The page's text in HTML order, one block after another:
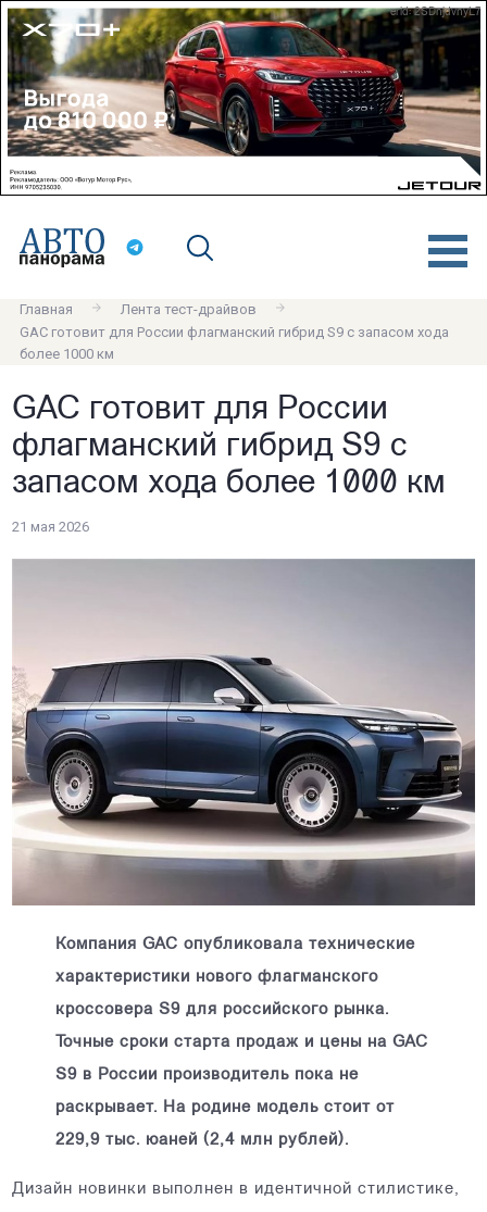
erid: 2SDnjdvnyL7
Главная
Лента тест-драйвов
GAC готовит для России флагманский гибрид S9 с запасом хода
более 1000 км
GAC готовит для России
флагманский гибрид S9 с
запасом хода более 1000 км
21 мая 2026
Компания GAC опубликовала технические
характеристики нового флагманского
кроссовера S9 для российского рынка.
Точные сроки старта продаж и цены на GAC
S9 в России производитель пока не
раскрывает. На родине модель стоит от
229,9 тыс. юаней (2,4 млн рублей).
Дизайн новинки выполнен в идентичной стилистике,